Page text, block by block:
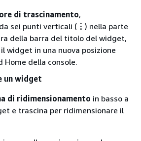
di trascinamento,
sei punti verticali ( ⋮ ) nella parte
della barra del titolo del widget,
widget in una nuova posizione
Home della console.
un widget
di ridimensionamento in basso a
e trascina per ridimensionare il